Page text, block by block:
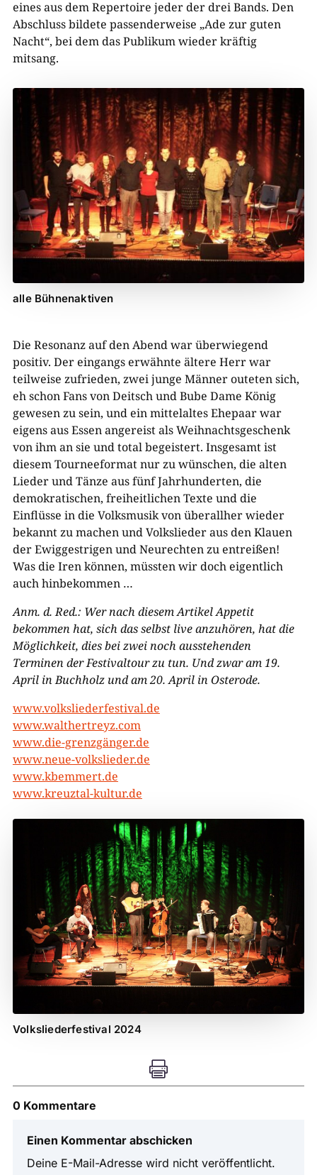
eines aus dem Repertoire jeder der drei Bands. Den
Abschluss bildete passenderweise „Ade zur guten
Nacht“, bei dem das Publikum wieder kräftig
mitsang.
alle Bühnenaktiven
Die Resonanz auf den Abend war überwiegend
positiv. Der eingangs erwähnte ältere Herr war
teilweise zufrieden, zwei junge Männer outeten sich,
eh schon Fans von Deitsch und Bube Dame König
gewesen zu sein, und ein mittelaltes Ehepaar war
eigens aus Essen angereist als Weihnachtsgeschenk
von ihm an sie und total begeistert. Insgesamt ist
diesem Tourneeformat nur zu wünschen, die alten
Lieder und Tänze aus fünf Jahrhunderten, die
demokratischen, freiheitlichen Texte und die
Einflüsse in die Volksmusik von überallher wieder
bekannt zu machen und Volkslieder aus den Klauen
der Ewiggestrigen und Neurechten zu entreißen!
Was die Iren können, müssten wir doch eigentlich
auch hinbekommen …
Anm. d. Red.: Wer nach diesem Artikel Appetit
bekommen hat, sich das selbst live anzuhören, hat die
Möglichkeit, dies bei zwei noch ausstehenden
Terminen der Festivaltour zu tun. Und zwar am 19.
April in Buchholz und am 20. April in Osterode.
www.volksliederfestival.de
www.walthertreyz.com
www.die-grenzgänger.de
www.neue-volkslieder.de
www.kbemmert.de
www.kreuztal-kultur.de
Volksliederfestival 2024

0 Kommentare
Einen Kommentar abschicken
Deine E-Mail-Adresse wird nicht veröffentlicht.